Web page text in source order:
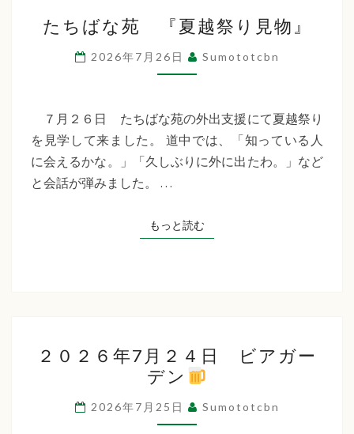
福
祉
会
ち
ば
な
『夏
越
祭
物』
たちばな苑 『夏越祭り見物』
2026年7月26日 Sumototcbn
７月２６日 たちばな苑の外出支援にて夏越祭り
を見学して来ました。 道中では、「知っている人
に会えるかな。」「久しぶりに外に出たわ。」など
と会話が弾みました。 …
もっと読むもっと読む
０
２
６
年
２０２６年7月２４日 ビアガー
デン
2026年7月25日 Sumototcbn